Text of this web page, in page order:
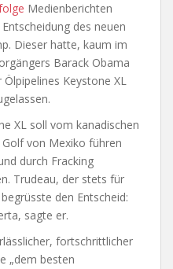
Medienberichten
des neuen
Dieser hatte, kaum im
Barack Obama
Keystone XL
XL soll vom kanadischen
von Mexiko führen
durch Fracking
Trudeau, der stets für
den Entscheid:
sagte er.
fortschrittlicher
„dem besten